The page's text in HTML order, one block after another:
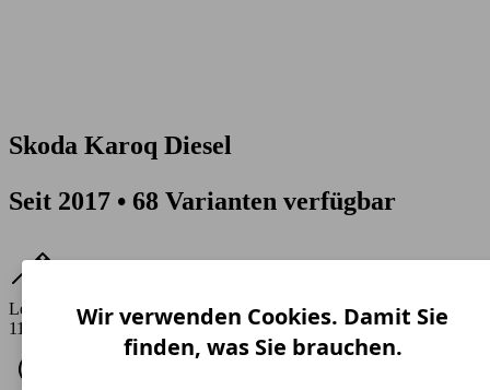
Skoda Karoq Diesel
Seit 2017 • 68 Varianten verfügbar
Leistung
115 - 190 PSWir verwenden Cookies. Damit Sie
finden, was Sie brauchen.